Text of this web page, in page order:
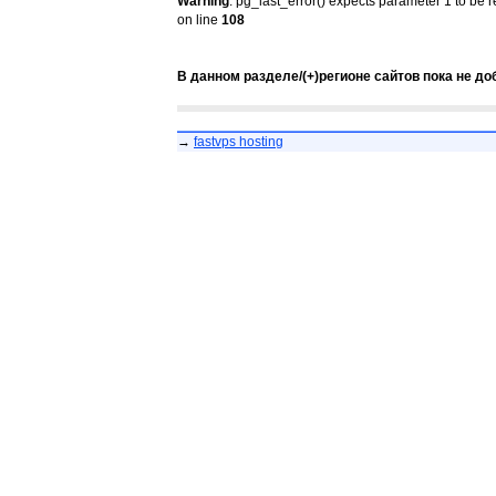
on line 108
В данном разделе/(+)регионе сайтов пока не
→ fastvps hosting